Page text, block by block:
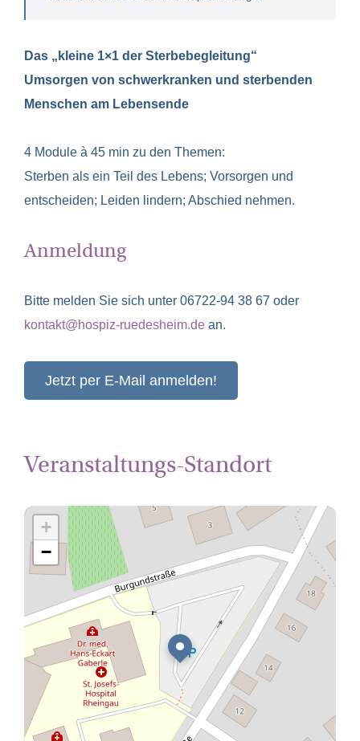
Das „kleine 1×1 der Sterbebegleitung“
Umsorgen von schwerkranken und sterbenden
Menschen am Lebensende
4 Module à 45 min zu den Themen:
Sterben als ein Teil des Lebens; Vorsorgen und
entscheiden; Leiden lindern; Abschied nehmen.
Anmeldung
Bitte melden Sie sich unter 06722-94 38 67 oder
kontakt@hospiz-ruedesheim.de an.
Jetzt per E-Mail anmelden!
Veranstaltungs-Standort
+
−